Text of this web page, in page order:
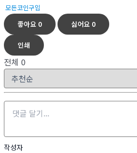
모든코인구입
좋아요 0 싫어요 0
인쇄
전체 0
작성자